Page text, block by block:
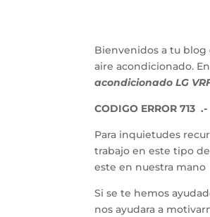
Bienvenidos a tu
aire acondicionado.
acondicionado LG
CODIGO ERROR 713 .-
Para inquietudes
trabajo en este tipo
este en nuestra mano
Si se te hemos
nos ayudara a